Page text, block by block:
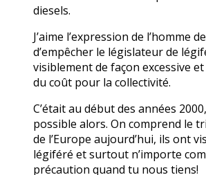
diesels.
J’aime l’expression de l’homme
d’empêcher le législateur de
visiblement de façon excessive
du coût pour la collectivité.
C’était au début des années
possible alors. On comprend le
de l’Europe aujourd’hui, ils ont
légiféré et surtout n’importe
précaution quand tu nous tiens!